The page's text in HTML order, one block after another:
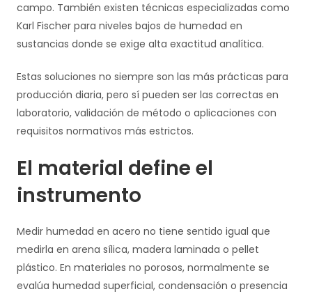
campo. También existen técnicas especializadas como
Karl Fischer para niveles bajos de humedad en
sustancias donde se exige alta exactitud analítica.
Estas soluciones no siempre son las más prácticas para
producción diaria, pero sí pueden ser las correctas en
laboratorio, validación de método o aplicaciones con
requisitos normativos más estrictos.
El material define el
instrumento
Medir humedad en acero no tiene sentido igual que
medirla en arena sílica, madera laminada o pellet
plástico. En materiales no porosos, normalmente se
evalúa humedad superficial, condensación o presencia